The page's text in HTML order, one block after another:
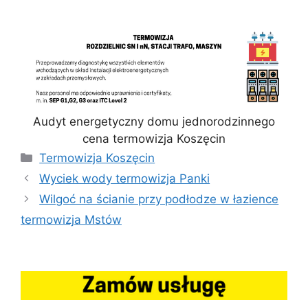
Audyt energetyczny domu jednorodzinnego
cena termowizja Koszęcin
Kategorie
Termowizja Koszęcin
Wyciek wody termowizja Panki
Wilgoć na ścianie przy podłodze w łazience
termowizja Mstów